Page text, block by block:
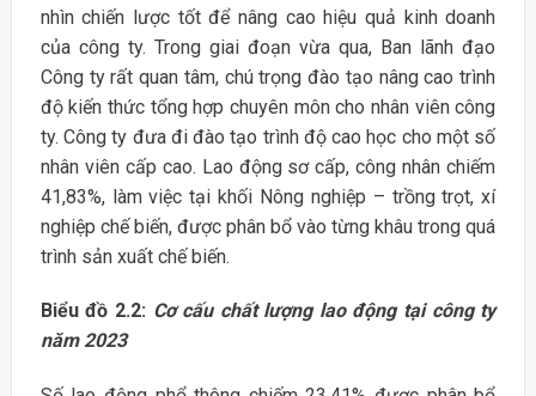
nhìn chiến lược tốt để nâng cao hiệu quả kinh doanh
của công ty. Trong giai đoạn vừa qua, Ban lãnh đạo
Công ty rất quan tâm, chú trọng đào tạo nâng cao trình
độ kiến thức tổng hợp chuyên môn cho nhân viên công
ty. Công ty đưa đi đào tạo trình độ cao học cho một số
nhân viên cấp cao. Lao động sơ cấp, công nhân chiếm
41,83%, làm việc tại khối Nông nghiệp – trồng trọt, xí
nghiệp chế biến, được phân bổ vào từng khâu trong quá
trình sản xuất chế biến.
Biểu đồ 2.2: Cơ cấu chất lượng lao động tại công ty
năm 2023